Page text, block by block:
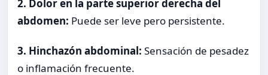
2. Dolor en la parte superior derecha del
abdomen: Puede ser leve pero persistente.
3. Hinchazón abdominal: Sensación de pesadez
o inflamación frecuente.